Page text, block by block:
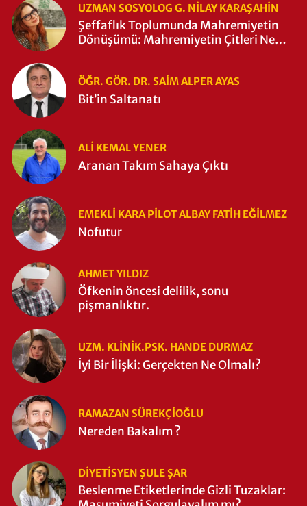
UZMAN SOSYOLOG G. NILAY KARAŞAHİN
Şeffaflık Toplumunda Mahremiyetin
Dönüşümü: Mahremiyetin Çitleri Ne
ÖĞR. GÖR. DR. SAIM ALPER AYAS
Bit’in Saltanatı
ALI KEMAL YENER
Aranan Takım Sahaya Çıktı
EMEKLI KARA PILOT ALBAY FATIH EĞİLMEZ
Nofutur
AHMET YILDIZ
Öfkenin öncesi delilik, sonu
pişmanlıktır.
UZM. KLINIK.PSK. HANDE DURMAZ
İyi Bir İlişki: Gerçekten Ne Olmalı?
RAMAZAN SÜREKÇIOĞLU
Nereden Bakalım ?
DIYETISYEN ŞULE ŞAR
Beslenme Etiketlerinde Gizli Tuzaklar: